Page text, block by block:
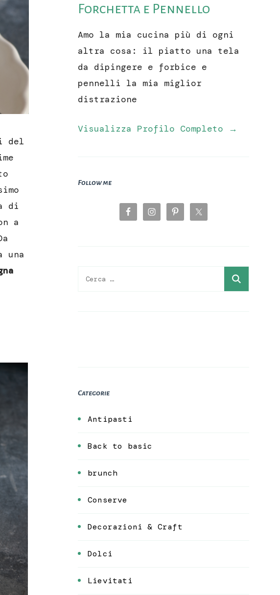
del
di
a
una
Forchetta e Pennello
Amo la mia cucina più di ogni
altra cosa: il piatto una tela
da dipingere e forbice e
pennelli la mia miglior
distrazione
Visualizza Profilo Completo →
Follow me
Ricerca
Categorie
Antipasti
Back to basic
brunch
Conserve
Decorazioni & Craft
Dolci
Lievitati